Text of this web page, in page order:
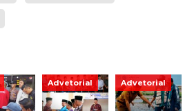
Advetorial Advetorial